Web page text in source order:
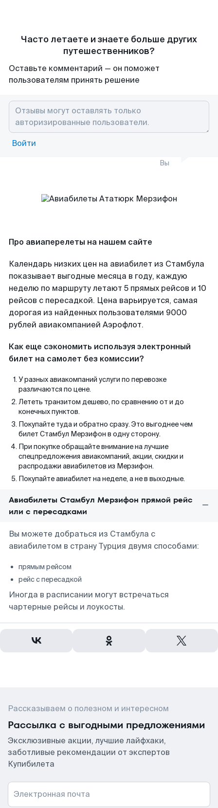
Часто летаете и знаете больше других
путешественников?
Оставьте комментарий — он поможет
пользователям принять решение
Войти
Вы
Про авиаперелеты на нашем сайте
Календарь низких цен на авиабилет из Стамбула
показывает выгодные месяца в году, каждую
неделю по маршруту летают 5 прямых рейсов и 10
рейсов с пересадкой. Цена варьируется, самая
дорогая из найденных пользователями 9000
рублей авиакомпанией Аэрофлот.
Как еще сэкономить используя электронный
билет на самолет без комиссии?
У разных авиакомпаний услуги по перевозке
различаются по цене.
Лететь транзитом дешево, по сравнению от и до
конечных пунктов.
Покупайте туда и обратно сразу. Это выгоднее чем
билет Стамбул Мерзифон в одну сторону.
При покупке обращайте внимание на лучшие
спецпредложения авиакомпаний, акции, скидки и
распродажи авиабилетов из Мерзифон.
Покупайте авиабилет на неделе, а не в выходные.
Авиабилеты Стамбул Мерзифон прямой рейс
или с пересадками
Вы можете добраться из Стамбула с
авиабилетом в страну Турция двумя способами:
прямым рейсом
рейс с пересадкой
Иногда в расписании могут встречаться
чартерные рейсы и лоукосты.
Рассказываем о полезном и интересном
Рассылка с выгодными предложениями
Эксклюзивные акции, лучшие лайфхаки,
заботливые рекомендации от экспертов
Купибилета
Электронная почта